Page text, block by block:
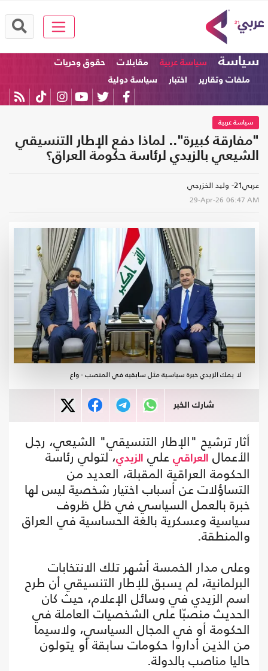
سياسة سياسة عربية مقابلات
حقوق وحريات
ملفات وتقارير
اختبار سياسة دولية
سياسة عربية
"مفارقة كبيرة".. لماذا دفع الإطار التنسيقي
الشيعي بالزيدي لرئاسة حكومة العراق؟
عربي21- وليد الخزرجي
29-Apr-26 06:47 AM
لا يمك الزيدي خبرة سياسية مثل سابقيه في المنصب - واع
شارك الخبر
أثار ترشيح "الإطار التنسيقي" الشيعي، رجل
الأعمال العراقي علي الزيدي، لتولي رئاسة
الحكومة العراقية المقبلة، العديد من
التساؤلات عن أسباب اختيار شخصية ليس لها
خبرة بالعمل السياسي في ظل ظروف
سياسية وعسكرية بالغة الحساسية في العراق
والمنطقة.
وعلى مدار الخمسة أشهر تلك الانتخابات
البرلمانية، لم يسبق للإطار التنسيقي أن طرح
اسم الزيدي في وسائل الإعلام، حيث كان
الحديث منصبّا على الشخصيات العاملة في
الحكومة أو في المجال السياسي، ولاسيما
من الذين أداروا حكومات سابقة أو يتولون
حاليا مناصب بالدولة.